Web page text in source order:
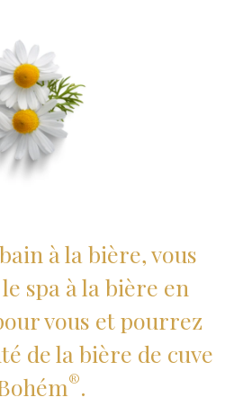
à la bière, vous
spa à la bière en
vous et pourrez
de la bière de cuve
®.